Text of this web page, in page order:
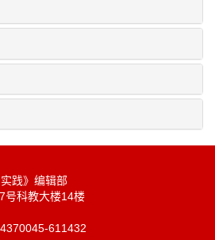
践》编辑部
号科教大楼14楼
611432